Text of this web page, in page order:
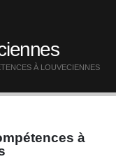
À LOUVECIENNES
à